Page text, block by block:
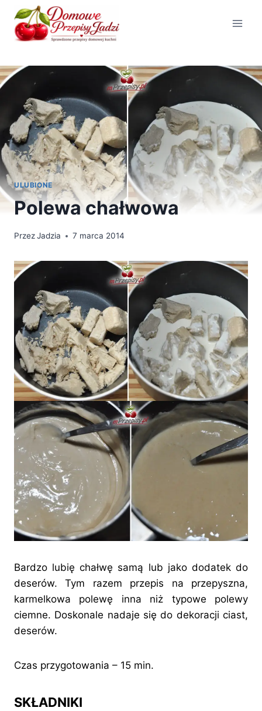
Przejdź
treści
ULUBIONE
Polewa chałwowa
PrzezJadzia 7 marca 2014
Bardzo lubię chałwę samą lub jako dodatek do
deserów. Tym razem przepis na przepyszna,
karmelkowa polewę inna niż typowe polewy
ciemne. Doskonale nadaje się do dekoracji ciast,
deserów.
Czas przygotowania – 15 min.
SKŁADNIKI